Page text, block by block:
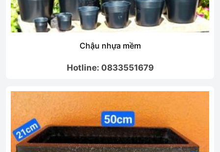
Chậu nhựa mềm
Hotline: 0833551679